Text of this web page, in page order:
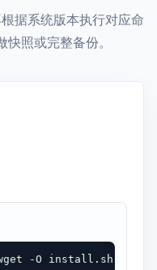
据系统版本执行对应命
照或完整备份。
-O install.sh